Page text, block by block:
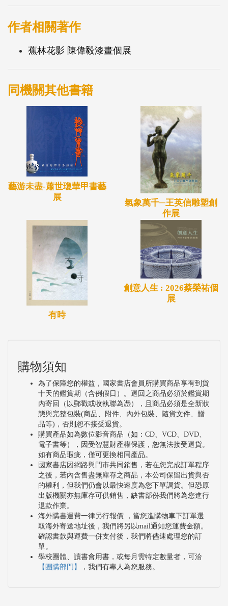
就是美的角度切入，如茶盤、竹編花器、竹編仕女包
等，在觀賞方面，更為著重形體、竹編的技法與漆藝
製作原則，開創單元組合，採師法自然自由開放的裝
置佈局，除在空間視覺上具高度張力外，並兼具當代
觀念與自然美感。
作者相關著作
蕉林花影 陳偉毅漆畫個展
同機關其他書籍
藝游未盡-蕭世瓊華甲書藝
展
氣象萬千─王英信雕塑創
作展
有時
創意人生 : 2026蔡榮祐個
展
購物須知
為了保障您的權益，國家書店會員所購買商品享有到貨
十天的鑑賞期（含例假日）。退回之商品必須於鑑賞期
內寄回（以郵戳或收執聯為憑），且商品必須是全新狀
態與完整包裝(商品、附件、內外包裝、隨貨文件、贈
品等)，否則恕不接受退貨。
購買產品如為數位影音商品（如：CD、VCD、DVD、
電子書等），因受智慧財產權保護，恕無法接受退貨。
如有商品瑕疵，僅可更換相同產品。
國家書店因網路與門市共同銷售，若在您完成訂單程序
之後，若內含售盡無庫存之商品，本公司保留出貨與否
的權利，但我們仍會以最快速度為您下單調貨。但恐原
出版機關亦無庫存可供銷售，缺書部份我們將為您進行
退款作業。
海外購書運費一律另行報價 ，當您進購物車下訂單選
取海外寄送地址後，我們將另以mail通知您運費金額。
確認書款與運費一併支付後，我們將儘速處理您的訂
單。
學校團體、讀書會用書，或每月需特定數量者，可洽
【團購部門】
，我們有專人為您服務。